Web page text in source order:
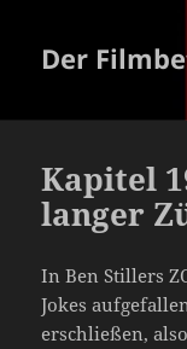
Der
Kapitel
langer
In Ben Stillers
Jokes
erschließen,